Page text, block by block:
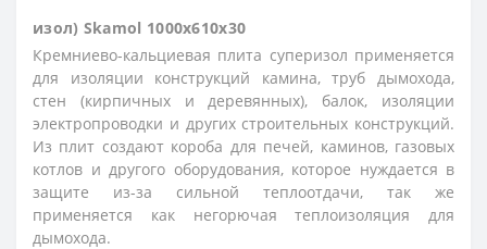
изол) Skamol 1000x610x30
Кремниево-кальциевая плита суперизол применяется
для изоляции конструкций камина, труб дымохода,
стен (кирпичных и деревянных), балок, изоляции
электропроводки и других строительных конструкций.
Из плит создают короба для печей, каминов, газовых
котлов и другого оборудования, которое нуждается в
защите из-за сильной теплоотдачи, так же
применяется как негорючая теплоизоляция для
дымохода.